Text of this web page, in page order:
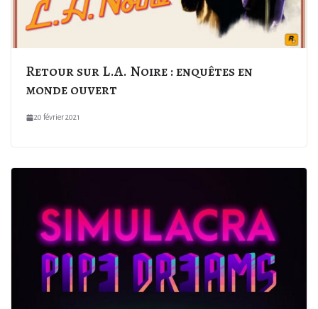
Retour sur L.A. Noire : enquêtes en
monde ouvert
20 février 2021